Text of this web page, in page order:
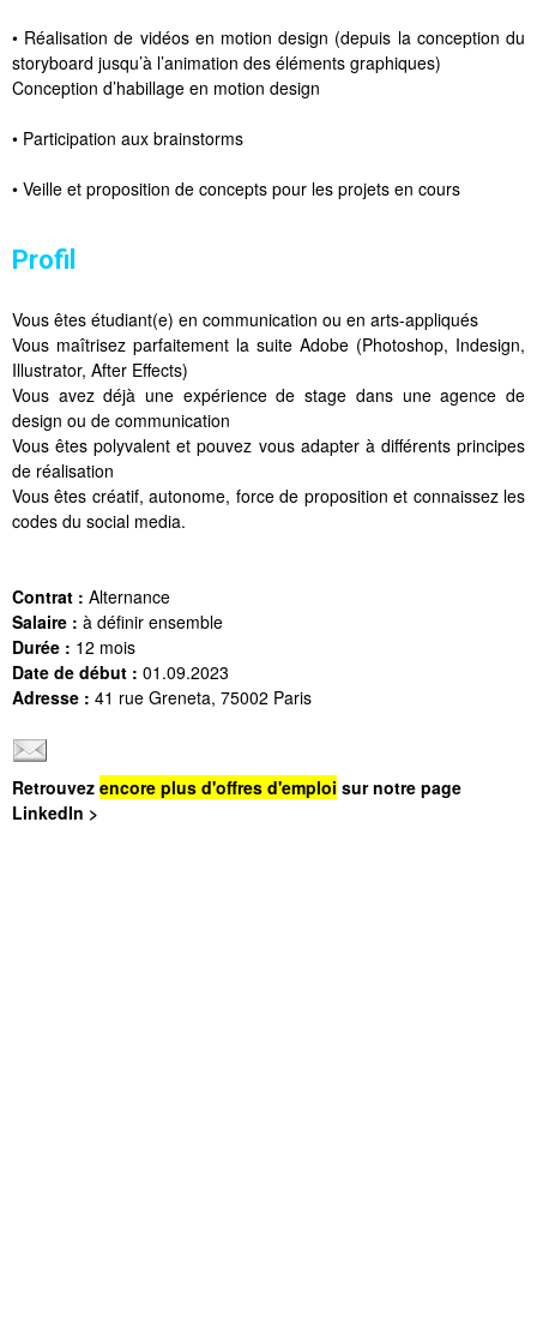
• Réalisation de vidéos en motion design (depuis la conception du
storyboard jusqu’à l’animation des éléments graphiques)
Conception d’habillage en motion design
• Participation aux brainstorms
• Veille et proposition de concepts pour les projets en cours
Profil
Vous êtes étudiant(e) en communication ou en arts-appliqués
Vous maîtrisez parfaitement la suite Adobe (Photoshop, Indesign,
Illustrator, After Effects)
Vous avez déjà une expérience de stage dans une agence de
design ou de communication
Vous êtes polyvalent et pouvez vous adapter à différents principes
de réalisation
Vous êtes créatif, autonome, force de proposition et connaissez les
codes du social media.
Contrat : Alternance
Salaire : à définir ensemble
Durée : 12 mois
Date de début : 01.09.2023
Adresse : 41 rue Greneta, 75002 Paris
Retrouvez encore plus d'offres d'emploi sur notre page
LinkedIn >